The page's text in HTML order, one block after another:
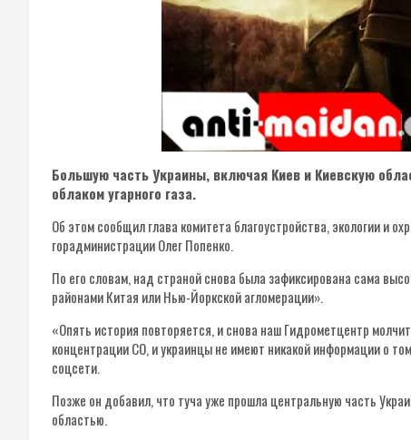
Большую часть Украины, включая Киев и Киевскую
облаком угарного газа.
Об этом сообщил глава комитета благоустройства, экологии и
горадминистрации Олег Попенко.
По его словам, над страной снова была зафиксирована сама
районами Китая или Нью-Йоркской агломерации».
«Опять история повторяется, и снова наш Гидрометцентр
концентрации СО, и украинцы не имеют никакой информации о
соцсети.
Позже он добавил, что туча уже прошла центральную часть
областью.